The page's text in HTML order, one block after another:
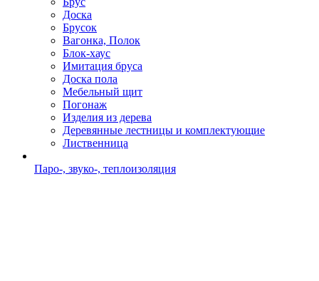
Доска
Брусок
Вагонка, Полок
Блок-хаус
Имитация бруса
Доска пола
Мебельный щит
Погонаж
Изделия из дерева
Деревянные лестницы и комплектующие
Лиственница
Паро-, звуко-, теплоизоляция